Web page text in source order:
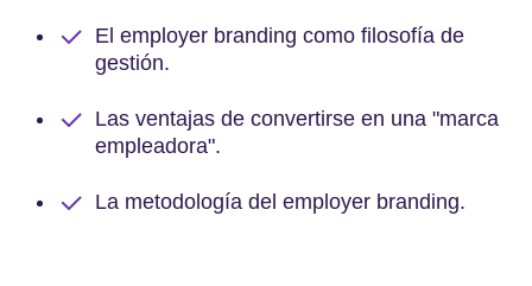
El employer branding como filosofía de
gestión.
Las ventajas de convertirse en una "marca
empleadora".
La metodología del employer branding.